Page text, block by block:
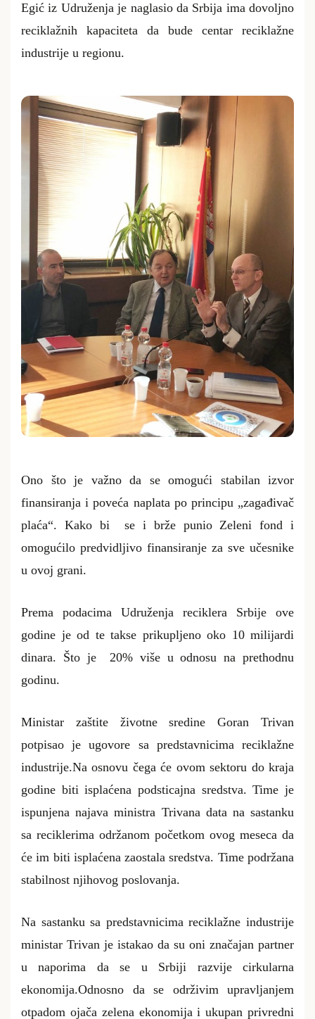
Egićiz Udruženja je naglasio da Srbija ima dovoljno
reciklažnih kapaciteta da bude centar reciklažne
industrije u regionu.
Ono što je važno da se omogući stabilan izvor
finansiranja i poveća naplata po principu „zagađivač
plaća“. Kako bi se i brže punio Zeleni fond i
omogućilo predvidljivo finansiranje za sve učesnike
u ovoj grani.
Prema podacima Udruženja reciklera Srbije ove
godine je od te takse prikupljeno oko 10 milijardi
dinara. Što je
20% više u odnosu na prethodnu
godinu.
Ministar zaštite životne sredine Goran Trivan
potpisao je ugovore sa predstavnicima reciklažne
industrije.Na osnovu čega će ovom sektoru do kraja
godine biti isplaćena podsticajna sredstva. Time je
ispunjena najava ministra Trivana data na sastanku
sa reciklerima održanom početkom ovog meseca da
će im biti isplaćena zaostala sredstva. Time podržana
stabilnost njihovog poslovanja.
Na sastanku sa predstavnicima reciklažne industrije
ministar Trivan je istakao da su oni značajan partner
u naporima da se u Srbiji razvije cirkularna
ekonomija.Odnosno da se održivim upravljanjem
otpadom ojača zelena ekonomija i ukupan privredni